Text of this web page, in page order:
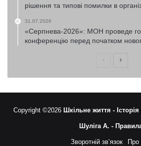
рішення та типові помилки в
31.07.2026
«Серпнева-2026»: МОН проведе
конференцію перед початком
Попередня
Copyright ©2026 Шкільне життя -
Шуліга А. -
Зворотній зв’язок Про